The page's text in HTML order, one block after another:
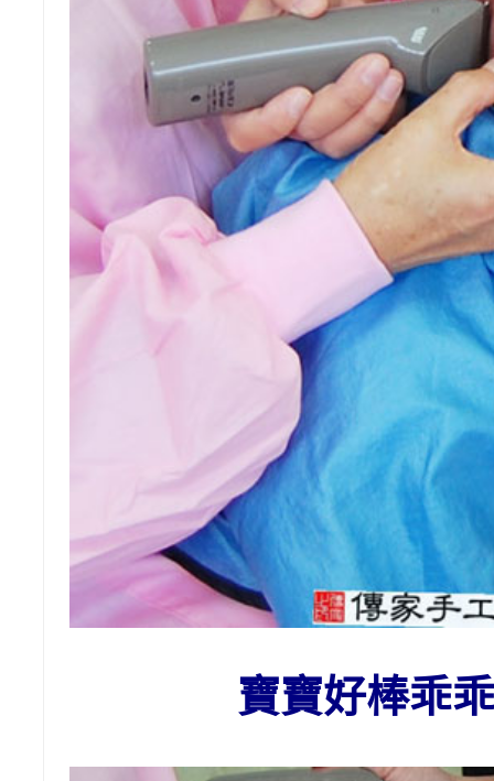
寶寶好棒乖